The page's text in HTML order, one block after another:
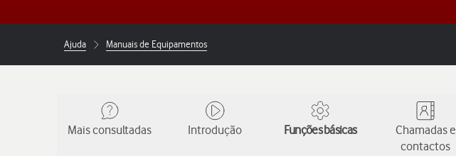
Ajuda Manuais de Equipamentos
Mais consultadas Introdução Funções básicas
Chamadas e
contactos